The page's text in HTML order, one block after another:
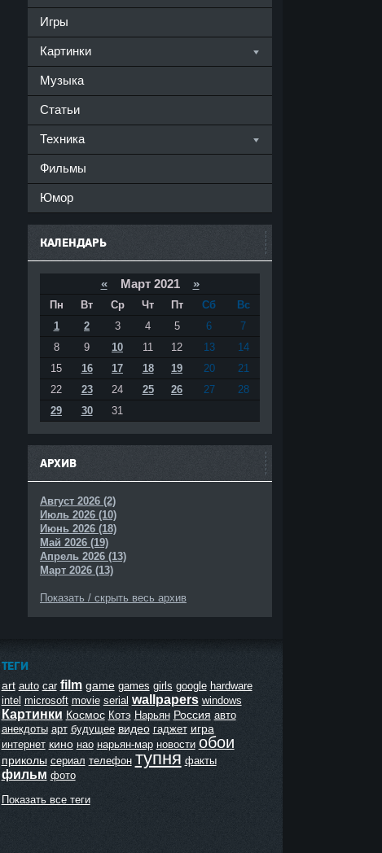
Игры
Картинки
Музыка
Статьи
Техника
Фильмы
Юмор
КАЛЕНДАРЬ
«Март 2021 »
Пн Вт Ср Чт Пт Сб
Вс
1
2 3 4 5 6
7
8
9 10 11 12 13
14
15
16 17 18 19 20
21
22
23 24 25 26 27
28
29
30 31
АРХИВ
Август 2026 (2)
Июль 2026 (10)
Июнь 2026 (18)
Май 2026 (19)
Апрель 2026 (13)
Март 2026 (13)
Показать / скрыть весь архив
ТЕГИ
art auto car film game games girls google hardware
intel microsoft movie serial wallpapers windows
Картинки Космос Котэ Нарьян Россия авто
анекдоты арт будущее видео гаджет игра
интернет кино нао нарьян-мар новости обои
приколы сериал телефон тупня факты
фильм фото
Показать все теги